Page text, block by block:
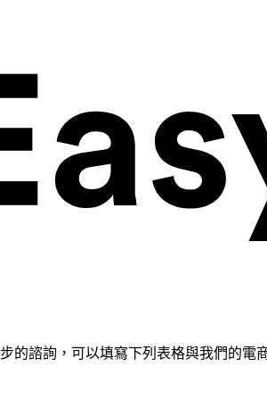
的諮詢，可以填寫下列表格與我們的電